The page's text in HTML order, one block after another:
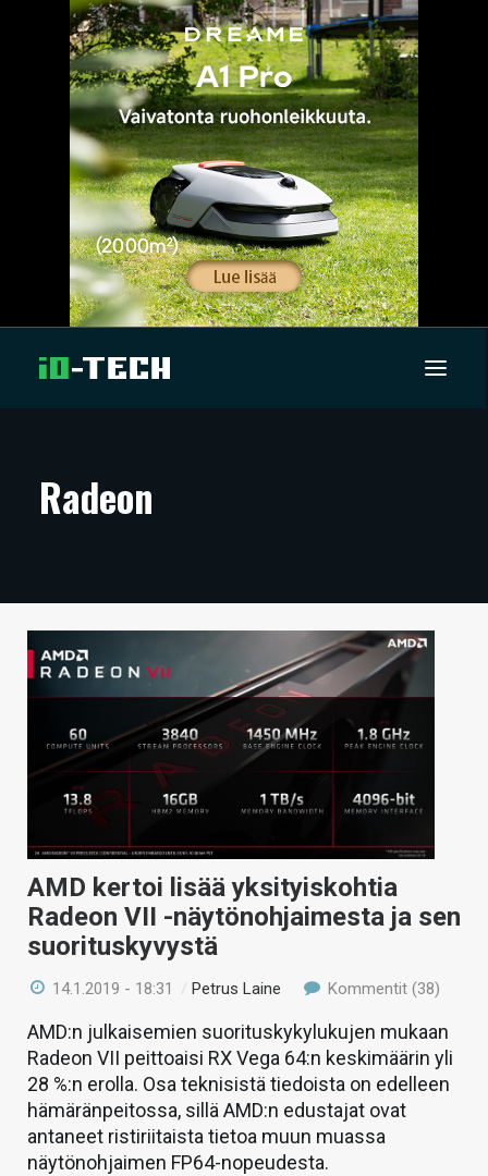
ARTIKKELIT
TECHBBS
TIETOA
HINTA.FI
KAUPPA
VAIHDA TEEMA
HAKU
Radeon
AMD kertoi lisää yksityiskohtia
Radeon VII -näytönohjaimesta ja sen
suorituskyvystä
14.1.2019 - 18:31 /Petrus Laine Kommentit (38)
AMD:n julkaisemien suorituskykylukujen mukaan
Radeon VII peittoaisi RX Vega 64:n keskimäärin yli
28 %:n erolla. Osa teknisistä tiedoista on edelleen
hämäränpeitossa, sillä AMD:n edustajat ovat
antaneet ristiriitaista tietoa muun muassa
näytönohjaimen FP64-nopeudesta.